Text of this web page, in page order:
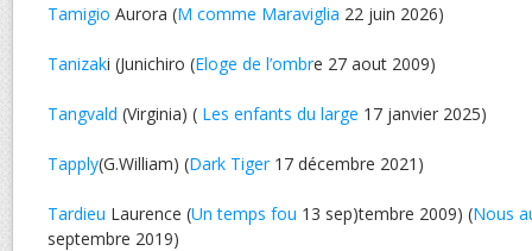
Tamigio Aurora (M comme Maraviglia 22 juin 2026)
Tanizaki (Junichiro (Eloge de l’ombre 27 aout 2009)
Tangvald (Virginia) ( Les enfants du large 17 janvier 2025)
Tapply(G.William) (Dark Tiger17 décembre 2021)
Tardieu Laurence (Un temps fou 13 sep)tembre 2009) (Nous
septembre 2019)